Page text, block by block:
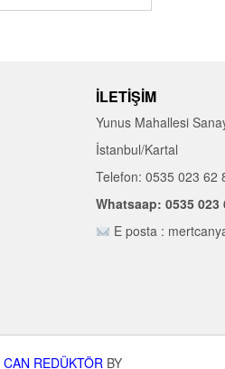
İLETIŞIM
Yunus Mahallesi
İstanbul/Kartal
Telefon: 0535 023 62
Whatsaap: 0535 023
E posta :
CAN REDÜKTÖR BY